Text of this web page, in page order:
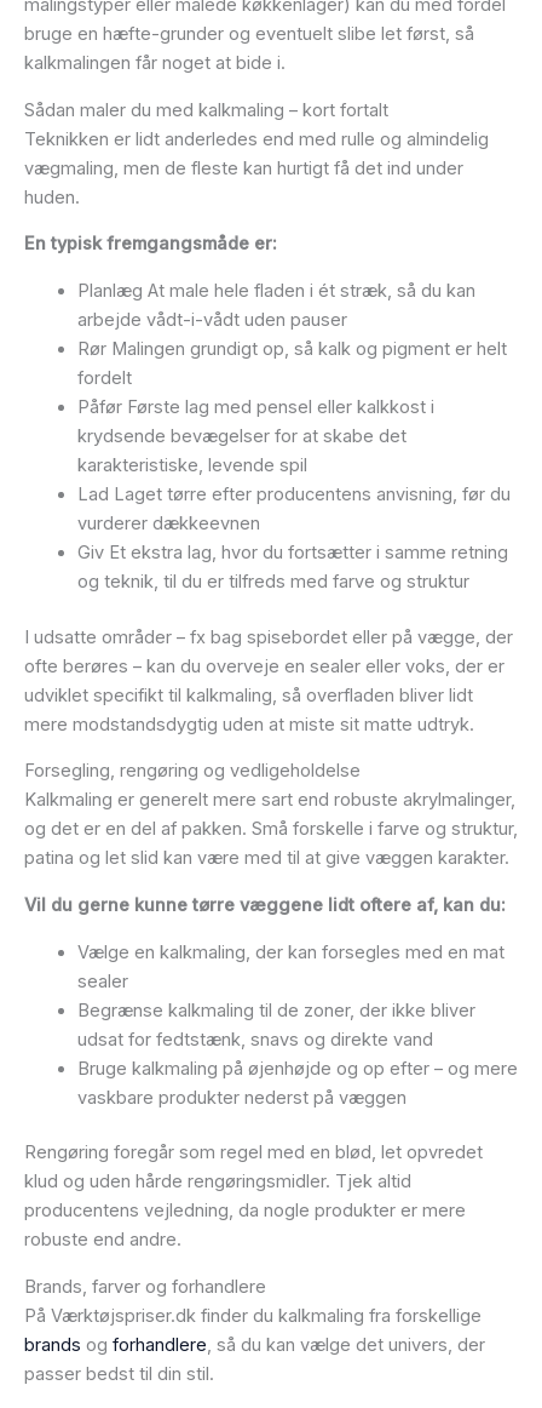
malingstyper eller malede køkkenlåger) kan du med fordel
bruge en hæfte-grunder og eventuelt slibe let først, så
kalkmalingen får noget at bide i.
Sådan maler du med kalkmaling – kort fortalt
Teknikken er lidt anderledes end med rulle og almindelig
vægmaling, men de fleste kan hurtigt få det ind under
huden.
En typisk fremgangsmåde er:
Planlæg At male hele fladen i ét stræk, så du kan
arbejde vådt-i-vådt uden pauser
Rør Malingen grundigt op, så kalk og pigment er helt
fordelt
Påfør Første lag med pensel eller kalkkost i
krydsende bevægelser for at skabe det
karakteristiske, levende spil
Lad Laget tørre efter producentens anvisning, før du
vurderer dækkeevnen
Giv Et ekstra lag, hvor du fortsætter i samme retning
og teknik, til du er tilfreds med farve og struktur
I udsatte områder – fx bag spisebordet eller på vægge, der
ofte berøres – kan du overveje en sealer eller voks, der er
udviklet specifikt til kalkmaling, så overfladen bliver lidt
mere modstandsdygtig uden at miste sit matte udtryk.
Forsegling, rengøring og vedligeholdelse
Kalkmaling er generelt mere sart end robuste akrylmalinger,
og det er en del af pakken. Små forskelle i farve og struktur,
patina og let slid kan være med til at give væggen karakter.
Vil du gerne kunne tørre væggene lidt oftere af, kan du:
Vælge en kalkmaling, der kan forsegles med en mat
sealer
Begrænse kalkmaling til de zoner, der ikke bliver
udsat for fedtstænk, snavs og direkte vand
Bruge kalkmaling på øjenhøjde og op efter – og mere
vaskbare produkter nederst på væggen
Rengøring foregår som regel med en blød, let opvredet
klud og uden hårde rengøringsmidler. Tjek altid
producentens vejledning, da nogle produkter er mere
robuste end andre.
Brands, farver og forhandlere
På Værktøjspriser.dk finder du kalkmaling fra forskellige
brands og forhandlere, så du kan vælge det univers, der
passer bedst til din stil.